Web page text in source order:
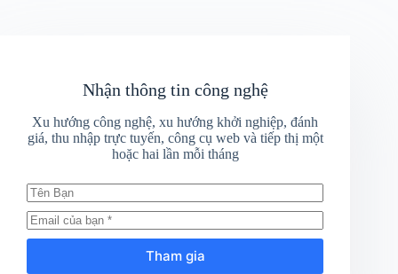
Nhận thông tin công nghệ
Xu hướng công nghệ, xu hướng khởi nghiệp, đánh
giá, thu nhập trực tuyến, công cụ web và tiếp thị một
hoặc hai lần mỗi tháng
Tham gia